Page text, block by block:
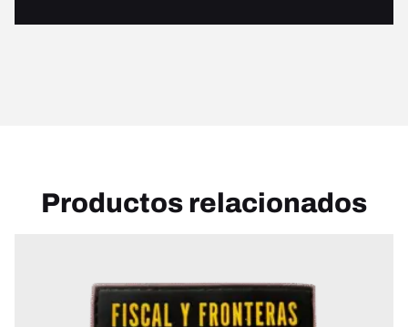
Productos relacionados